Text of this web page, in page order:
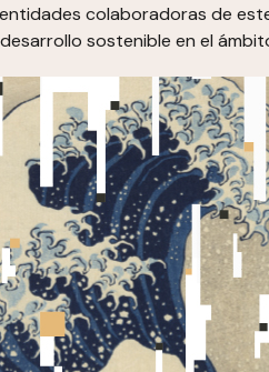
entidades colaboradoras de
sostenible en el